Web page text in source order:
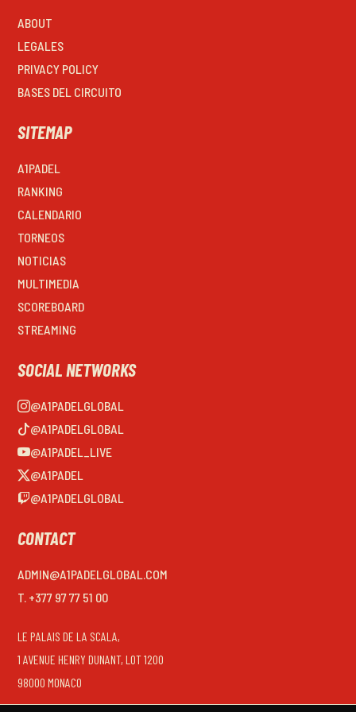
ABOUT
LEGALES
PRIVACY POLICY
BASES DEL CIRCUITO
SITEMAP
A1PADEL
RANKING
CALENDARIO
TORNEOS
NOTICIAS
MULTIMEDIA
SCOREBOARD
STREAMING
SOCIAL NETWORKS
@A1PADELGLOBAL
@A1PADELGLOBAL
@A1PADEL_LIVE
@A1PADEL
@A1PADELGLOBAL
CONTACT
ADMIN@A1PADELGLOBAL.COM
T. +377 97 77 51 00
LE PALAIS DE LA SCALA,
1 AVENUE HENRY DUNANT, LOT 1200
98000 MONACO